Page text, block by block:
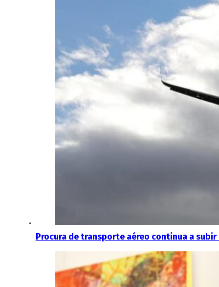
Procura de transporte aéreo continua a